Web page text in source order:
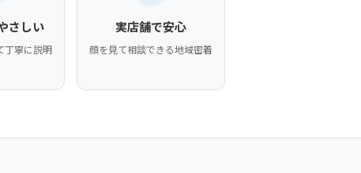
さしい
丁寧に説明
実店舗で安心
顔を見て相談できる地域密着